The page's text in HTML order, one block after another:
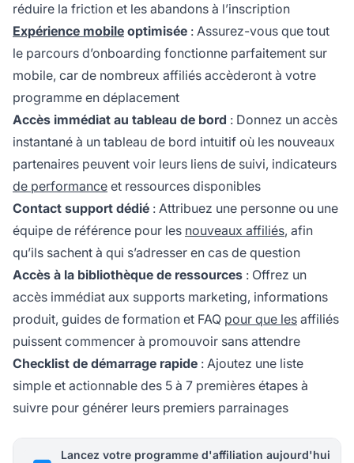
réduire la friction et les abandons à l’inscription
Expérience mobile optimisée : Assurez-vous que tout
le parcours d’onboarding fonctionne parfaitement sur
mobile, car de nombreux affiliés accèderont à votre
programme en déplacement
Accès immédiat au tableau de bord : Donnez un accès
instantané à un tableau de bord intuitif où les nouveaux
partenaires peuvent voir leurs liens de suivi, indicateurs
de performance et ressources disponibles
Contact support dédié : Attribuez une personne ou une
équipe de référence pour les nouveaux affiliés, afin
qu’ils sachent à qui s’adresser en cas de question
Accès à la bibliothèque de ressources : Offrez un
accès immédiat aux supports marketing, informations
produit, guides de formation et FAQ pour que les affiliés
puissent commencer à promouvoir sans attendre
Checklist de démarrage rapide : Ajoutez une liste
simple et actionnable des 5 à 7 premières étapes à
suivre pour générer leurs premiers parrainages
Lancez votre programme d'affiliation aujourd'hui